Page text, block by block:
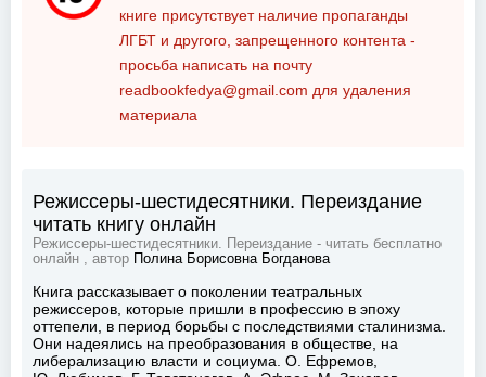
книге присутствует наличие пропаганды
ЛГБТ и другого, запрещенного контента -
просьба написать на почту
readbookfedya@gmail.com для удаления
материала
Режиссеры-шестидесятники. Переиздание
читать книгу онлайн
Режиссеры-шестидесятники. Переиздание - читать бесплатно
онлайн , автор Полина Борисовна Богданова
Книга рассказывает о поколении театральных
режиссеров, которые пришли в профессию в эпоху
оттепели, в период борьбы с последствиями сталинизма.
Они надеялись на преобразования в обществе, на
либерализацию власти и социума. О. Ефремов,